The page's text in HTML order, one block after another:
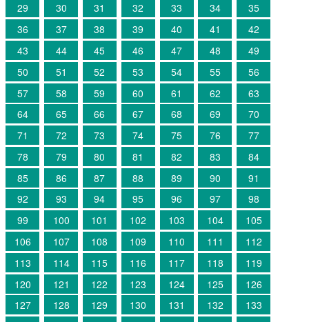
29
30 31 32 33 34
35
36
37 38 39 40 41
42
43
44 45 46 47 48
49
50
51 52 53 54 55
56
57
58 59 60 61 62
63
64
65 66 67 68 69
70
71
72 73 74 75 76
77
78
79 80 81 82 83
84
85
86 87 88 89 90
91
92
93 94 95 96 97
98
99
100 101 102 103 104
105
106
107 108 109 110 111
112
113
114 115 116 117 118
119
120
121 122 123 124 125
126
127
128 129 130 131 132
133